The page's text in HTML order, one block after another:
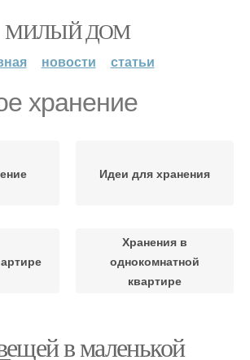
МИЛЫЙ ДОМ
новости статьи
хранение
Идеи для хранения
Хранения в
однокомнатной
квартире
в маленькой